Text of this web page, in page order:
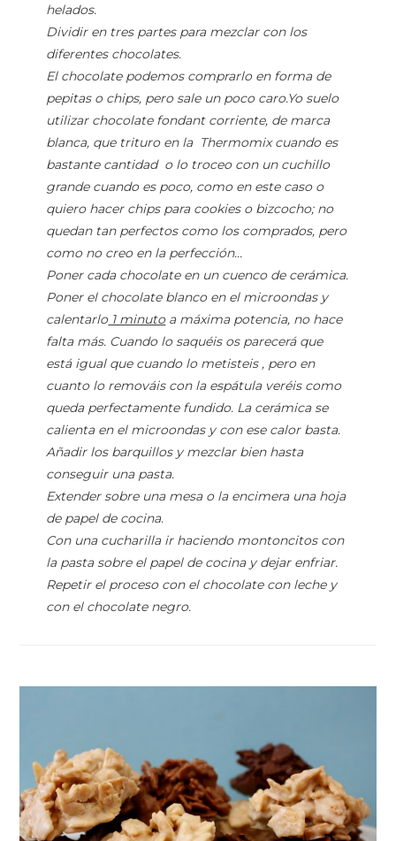
helados.
Dividir en tres partes para mezclar con los
diferentes chocolates.
El chocolate podemos comprarlo en forma de
pepitas o chips, pero sale un poco caro.Yo suelo
utilizar chocolate fondant corriente, de marca
blanca, que trituro en la Thermomix cuando es
bastante cantidad o lo troceo con un cuchillo
grande cuando es poco, como en este caso o
quiero hacer chips para cookies o bizcocho; no
quedan tan perfectos como los comprados, pero
como no creo en la perfección...
Poner cada chocolate en un cuenco de cerámica.
Poner el chocolate blanco en el microondas y
calentarlo1 minutoa máxima potencia, no hace
falta más. Cuando lo saquéis os parecerá que
está igual que cuando lo metisteis , pero en
cuanto lo remováis con la espátula veréis como
queda perfectamente fundido. La cerámica se
calienta en el microondas y con ese calor basta.
Añadir los barquillos y mezclar bien hasta
conseguir una pasta.
Extender sobre una mesa o la encimera una hoja
de papel de cocina.
Con una cucharilla ir haciendo montoncitos con
la pasta sobre el papel de cocina y dejar enfriar.
Repetir el proceso con el chocolate con leche y
con el chocolate negro.